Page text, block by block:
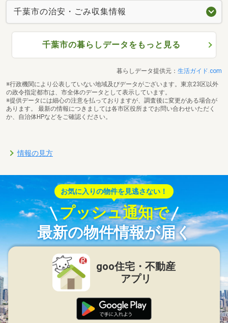
千葉市の治安・ごみ収集情報
千葉市の暮らしデータをもっと見る
暮らしデータ提供元： 生活ガイド.com
※行政機関により公表していない地域及びデータがございます。東京23区以外
の政令指定都市は、市全体のデータとして表示しています。
※提供データには細心の注意を払っておりますが、調査後に変更がある場合が
あります。 最新の情報につきましては各市区役所までお問い合わせいただく
か、自治体HPなどをご確認ください。
情報の見方
お気に入りの物件を見逃さない！
プッシュ通知で
最新の物件情報が届く
goo住宅・不動産
アプリ